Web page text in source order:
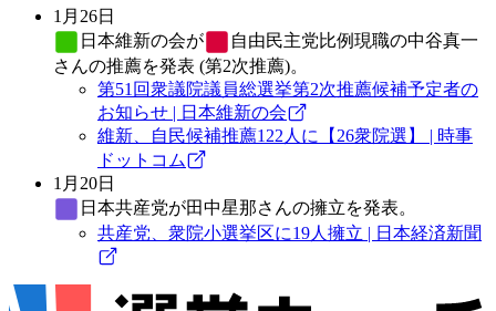
1月26日
日本維新の会が 自由民主党比例現職の中谷真一
さんの推薦を発表 (第2次推薦)。
第51回衆議院議員総選挙第2次推薦候補予定者の
お知らせ | 日本維新の会
維新、自民候補推薦122人に【26衆院選】 | 時事
ドットコム
1月20日
日本共産党が田中星那さんの擁立を発表。
共産党、衆院小選挙区に19人擁立 | 日本経済新聞